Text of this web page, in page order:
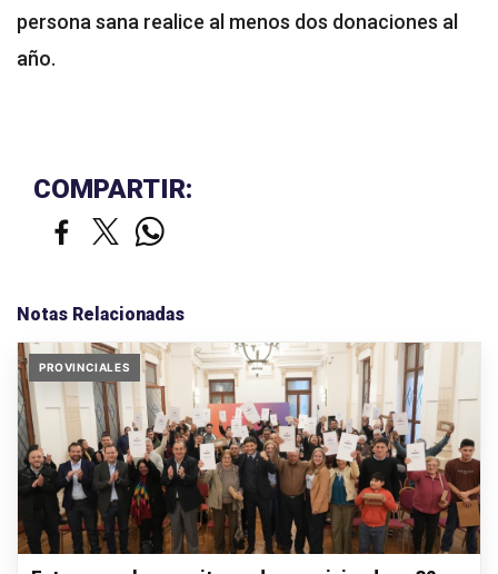
persona sana realice al menos dos donaciones al
año.
COMPARTIR:
Notas Relacionadas
PROVINCIALES